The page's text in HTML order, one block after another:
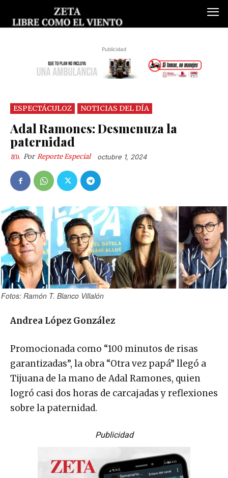
Publicidad
ESPECTÁCULOZ NOTICIAS DEL DÍA
Adal Ramones: Desmenuza la
paternidad
Por Reporte Especial octubre 1, 2024
Fotos: Ramón T. Blanco Villalón
Andrea López González
Promocionada como “100 minutos de risas
garantizadas”, la obra “Otra vez papá” llegó a
Tijuana de la mano de Adal Ramones, quien
logró casi dos horas de carcajadas y reflexiones
sobre la paternidad.
Publicidad